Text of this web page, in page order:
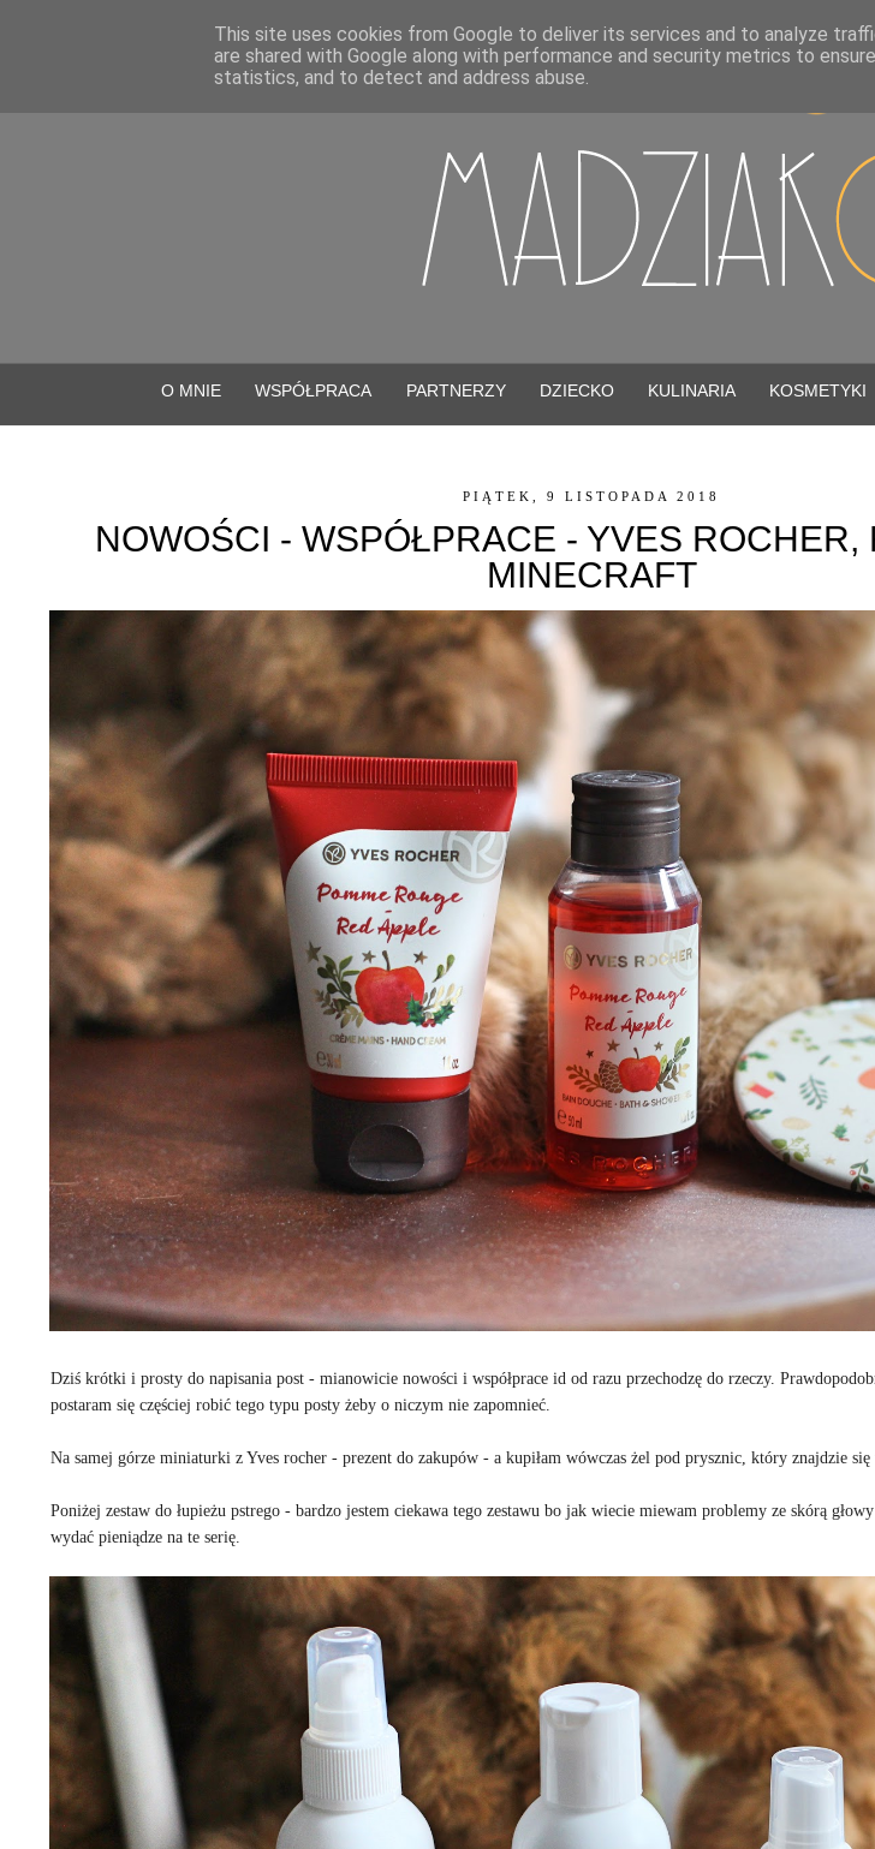
O MNIE WSPÓŁPRACA PARTNERZY DZIECKO KULINARIA KOSMETYKI
PIĄTEK, 9 LISTOPADA 2018
NOWOŚCI - WSPÓŁPRACE - YVES ROCHER,
MINECRAFT
Dziś krótki i prosty do napisania post - mianowicie nowości i współprace id od razu przechodzę do rzeczy.
postaram się częściej robić tego typu posty żeby o niczym nie zapomnieć.
Na samej górze miniaturki z Yves rocher - prezent do zakupów - a kupiłam wówczas żel pod prysznic, który znajdzie
Poniżej zestaw do łupieżu pstrego - bardzo jestem ciekawa tego zestawu bo jak wiecie miewam problemy ze skórą
wydać pieniądze na te serię.
This site uses cookies from Google to deliver its services and to analyze
are shared with Google along with performance and security metrics to
statistics, and to detect and address abuse.